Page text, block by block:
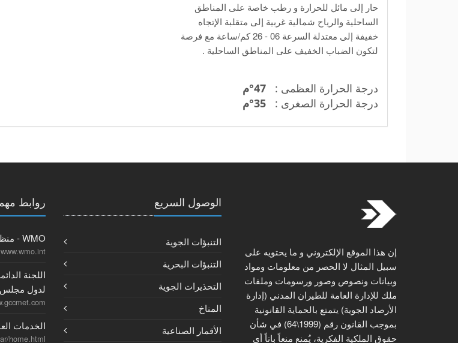
حار إلى مائل للحرارة و رطب خاصة على المناطق
الساحلية والرياح شمالية غربية إلى متقلبة الإتجاه
خفيفة إلى معتدلة السرعة 06 - 26 كم/ساعة مع فرصة
لتكون الضباب الخفيف على المناطق الساحلية .
درجة الحرارة العظمى :
درجة الحرارة الصغرى :
روابط
WMO - منظمة الأرصاد العالمية
www.wmo.int
اللجنة
لدول مجلس
الخدمات
home.html
الوصول السريع
التنبؤات الجوية
التنبؤات البحرية
التحذيرات الجوية
المناخ
الأقمار الصناعية
إن هذا الموقع الإلكتروني و ما يحتويه على
سبيل المثال لا الحصر من معلومات ومواد
وبيانات ونصوص وصور ورسومات وملفات
ملك للإدارة العامة للطيران المدني (إدارة
الأرصاد الجوية) يتمتع بالحماية القانونية
بموجب القانون رقم (1999\64) في شأن
حقوق الملكية الفكرية، يُمنع منعاً باتاً أي